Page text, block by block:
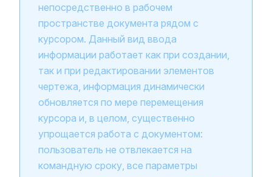
непосредственно в рабочем
пространстве документа рядом с
курсором. Данный вид ввода
информации работает как при создании,
так и при редактировании элементов
чертежа, информация динамически
обновляется по мере перемещения
курсора и, в целом, существенно
упрощается работа с документом:
пользователь не отвлекается на
командную сроку, все параметры